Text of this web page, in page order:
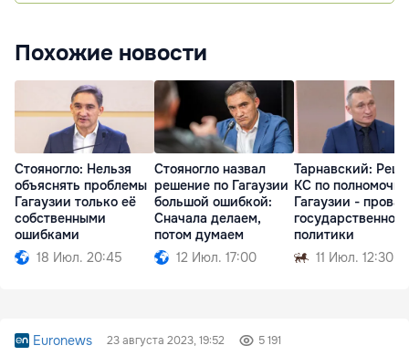
Похожие новости
Стояногло: Нельзя
объяснять проблемы
Гагаузии только её
собственными
ошибками
18 Июл. 20:45
Стояногло назвал
решение по Гагаузии
большой ошибкой:
Сначала делаем,
потом думаем
12 Июл. 17:00
Тарнавский:
КС по
Гагаузии - провал
государственной
политики
11 Июл. 12:30
Euronews 23 августа 2023, 19:52 5 191